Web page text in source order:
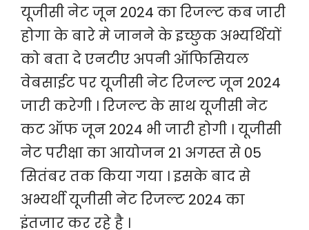
यूजीसी नेट जून 2024 का रिजल्ट कब जारी
होगा के बारे मे जानने के इच्छुक अभ्यर्थियों
को बता दे एनटीए अपनी ऑफिसियल
वेबसाईट पर यूजीसी नेट रिजल्ट जून 2024
जारी करेगी । रिजल्ट के साथ यूजीसी नेट
कट ऑफ जून 2024 भी जारी होगी । यूजीसी
नेट परीक्षा का आयोजन 21 अगस्त से 05
सितंबर तक किया गया । इसके बाद से
अभ्यर्थी यूजीसी नेट रिजल्ट 2024 का
इंतजार कर रहे है ।